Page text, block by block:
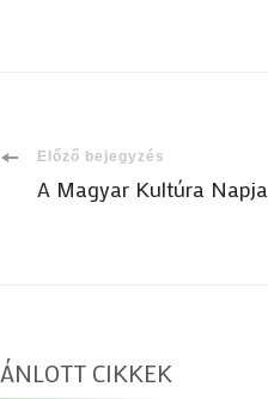
Bejegyzések
Előző bejegyzés
A Magyar Kultúra Napja
CIKKEK